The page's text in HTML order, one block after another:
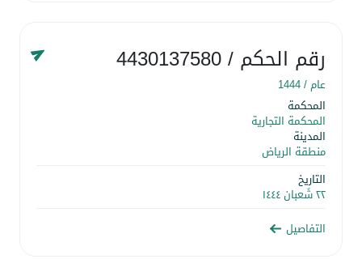
رقم الحكم/ 4430137580
عام /1444
المحكمة
المحكمة التجارية
المدينة
منطقة الرياض
التاريخ
٢٢ شَعبان ١٤٤٤
التفاصيل